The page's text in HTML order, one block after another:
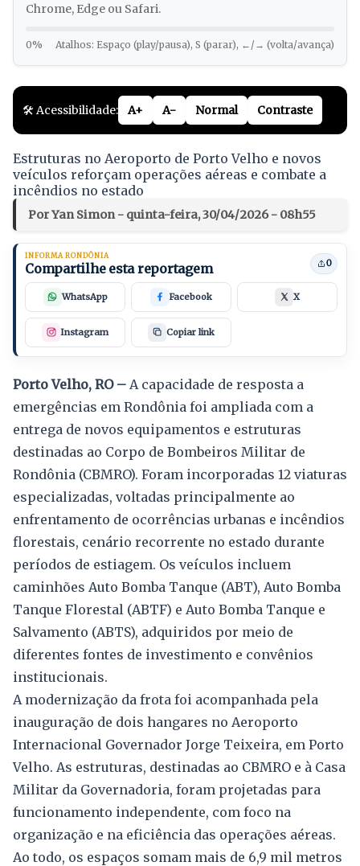
Chrome, Edge ou Safari.
0% Atalhos: Espaço (play/pausa), S (parar), ←/→ (volta/avança)
🛠️ Acessibilidade: A+ A- Normal Contraste
Estruturas no Aeroporto de Porto Velho e novos
veículos reforçam operações aéreas e combate a
incêndios no estado
Por Yan Simon - quinta-feira, 30/04/2026 - 08h55
INFORMA RONDÔNIA
Compartilhe esta reportagem 0
WhatsApp Facebook X
Instagram Copiar link
Porto Velho, RO – A capacidade de resposta a
emergências em Rondônia foi ampliada com a
entrega de novos equipamentos e estruturas
destinadas ao Corpo de Bombeiros Militar de
Rondônia (CBMRO). Foram incorporadas 12 viaturas
especializadas, voltadas principalmente ao
enfrentamento de ocorrências urbanas e incêndios
florestais, cenário recorrente no estado durante
períodos de estiagem. Os veículos incluem
caminhões Auto Bomba Tanque (ABT), Auto Bomba
Tanque Florestal (ABTF) e Auto Bomba Tanque e
Salvamento (ABTS), adquiridos por meio de
diferentes fontes de investimento e convênios
institucionais.
A modernização da frota foi acompanhada pela
inauguração de dois hangares no Aeroporto
Internacional Governador Jorge Teixeira, em Porto
Velho. As estruturas, destinadas ao CBMRO e à Casa
Militar da Governadoria, foram projetadas para
funcionamento independente, com foco na
organização e na eficiência das operações aéreas.
Ao todo, os espaços somam mais de 6,9 mil metros